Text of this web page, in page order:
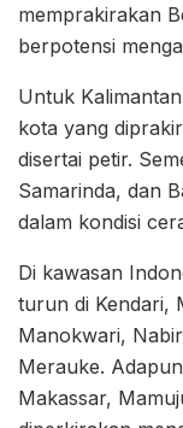
memprakirakan
berpotensi
Untuk
kota yang
disertai petir.
Samarinda, dan
dalam kondisi
Di kawasan
turun di Kendari,
Manokwari,
Merauke.
Makassar,